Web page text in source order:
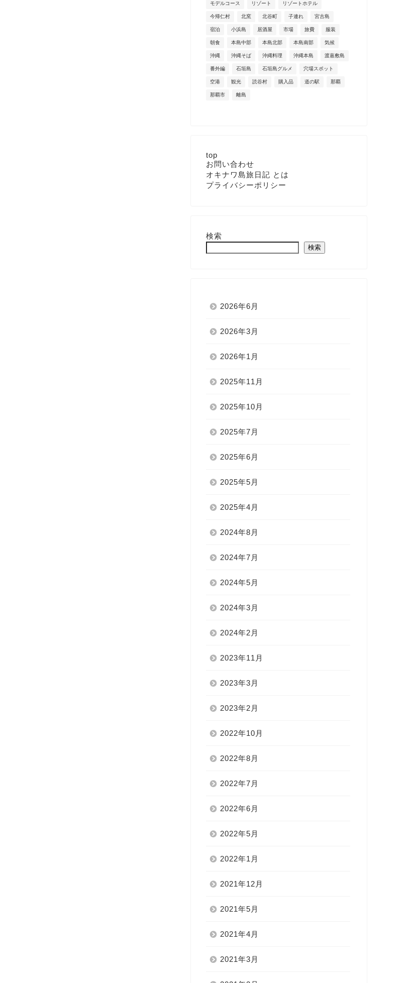
モデルコース リゾート リゾートホテル
今帰仁村 北窯 北谷町 子連れ 宮古島
宿泊 小浜島 居酒屋 市場 旅費 服装
朝食 本島中部 本島北部 本島南部 気候
沖縄 沖縄そば 沖縄料理 沖縄本島 渡嘉敷島
番外編 石垣島 石垣島グルメ 穴場スポット
空港 観光 読谷村 購入品 道の駅 那覇
那覇市 離島
top
お問い合わせ
オキナワ島旅日記 とは
プライバシーポリシー
検索
検索
2026年6月
2026年3月
2026年1月
2025年11月
2025年10月
2025年7月
2025年6月
2025年5月
2025年4月
2024年8月
2024年7月
2024年5月
2024年3月
2024年2月
2023年11月
2023年3月
2023年2月
2022年10月
2022年8月
2022年7月
2022年6月
2022年5月
2022年1月
2021年12月
2021年5月
2021年4月
2021年3月